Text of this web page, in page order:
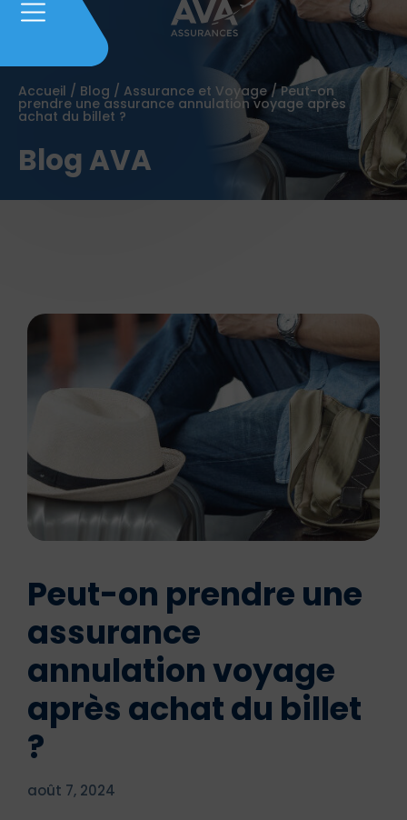
Accueil / Blog / Assurance et Voyage /Peut-on
prendre une assurance annulation voyage après
achat du billet ?
Blog AVA
Peut-on prendre une
assurance
annulation voyage
après achat du billet
?
août 7, 2024